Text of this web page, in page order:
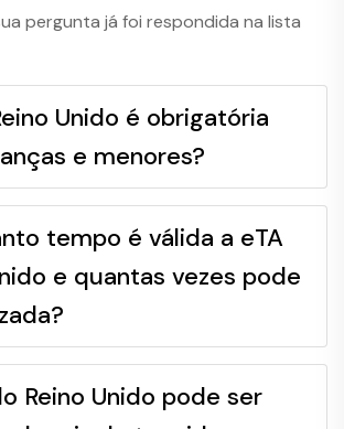
pergunta já foi respondida na lista
Unido é obrigatória
e menores?
tempo é válida a eTA
e quantas vezes pode
Reino Unido pode ser